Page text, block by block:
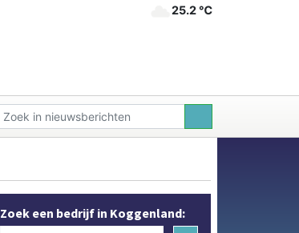
25.2 ℃
Zoek een bedrijf in Koggenland: